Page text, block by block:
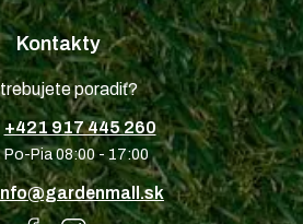
Kontakty
poradiť?
+421 917 445 260
Po-Pia 08:00 - 17:00